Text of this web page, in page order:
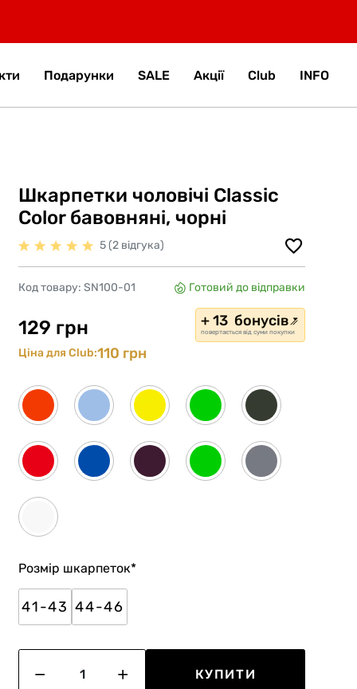
Подарунки SALE Акції Club INFO
Шкарпетки чоловічі Classic
Color бавовняні, чорні
5 (2 відгука)
Код товару: SN100-01 Готовий до відправки
129 грн + 13 бонусів
повертається від суми покупки
Ціна для Club:110 грн
Розмір шкарпеток*
41-43 44-46
КУПИТИ